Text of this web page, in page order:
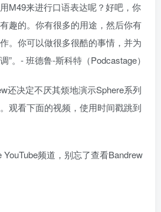
M49来进行口语表达呢？好吧，你
趣的。你有很多的用途，然后你有
。你可以做很多很酷的事情，并为
”。- 班德鲁-斯科特（Podcastage）
还决定不厌其烦地演示Sphere系列
观看下面的视频，使用时间戳跳到
频道，别忘了查看Bandrew